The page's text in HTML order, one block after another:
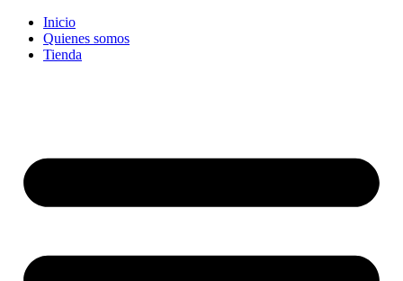
contenido
Inicio
Quienes somos
Tienda